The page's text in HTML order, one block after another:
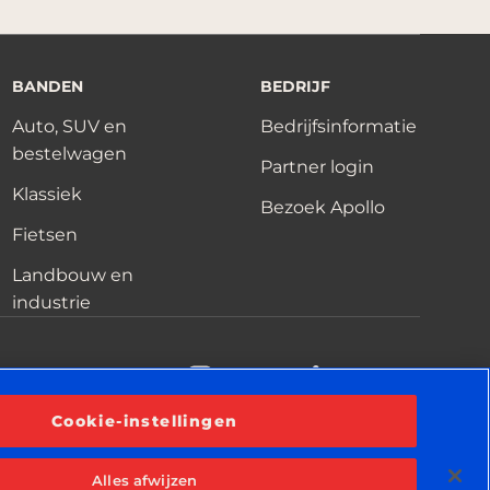
BANDEN
Auto, SUV en
bestelwagen
Klassiek
Fietsen
Landbouw en
industrie
BEDRIJF
Bedrijfsinformatie
Partner login
Bezoek Apollo
Cookie-instellingen
Alles afwijzen